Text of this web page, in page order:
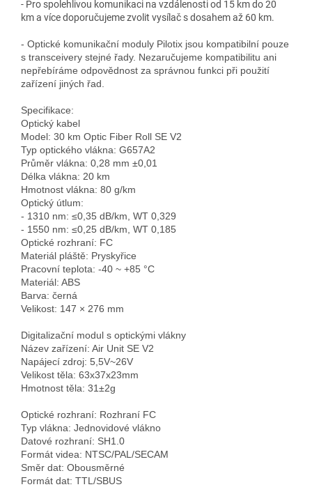
- Pro spolehlivou komunikaci na vzdálenosti od 15 km do 20
km a více doporučujeme zvolit vysílač s dosahem až 60 km.
- Optické komunikační moduly Pilotix jsou kompatibilní pouze
s transceivery stejné řady. Nezaručujeme kompatibilitu ani
nepřebíráme odpovědnost za správnou funkci při použití
zařízení jiných řad.
Specifikace:
Optický kabel
Model: 30 km Optic Fiber Roll SE V2
Typ optického vlákna: G657A2
Průměr vlákna: 0,28 mm ±0,01
Délka vlákna: 20 km
Hmotnost vlákna: 80 g/km
Optický útlum:
- 1310 nm: ≤0,35 dB/km, WT 0,329
- 1550 nm: ≤0,25 dB/km, WT 0,185
Optické rozhraní: FC
Materiál pláště: Pryskyřice
Pracovní teplota: -40 ~ +85 °C
Materiál: ABS
Barva: černá
Velikost: 147 × 276 mm
Digitalizační modul s optickými vlákny
Název zařízení: Air Unit SE V2
Napájecí zdroj: 5,5V~26V
Velikost těla: 63x37x23mm
Hmotnost těla: 31±2g
Optické rozhraní: Rozhraní FC
Typ vlákna: Jednovidové vlákno
Datové rozhraní: SH1.0
Formát videa: NTSC/PAL/SECAM
Směr dat: Obousměrné
Formát dat: TTL/SBUS